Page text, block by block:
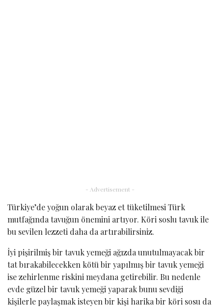
- Advertisement -
Türkiye’de yoğun olarak beyaz et tüketilmesi Türk
mutfağında tavuğun önemini artıyor. Köri soslu tavuk ile
bu sevilen lezzeti daha da artırabilirsiniz.
İyi pişirilmiş bir tavuk yemeği ağızda unutulmayacak bir
tat bırakabilecekken kötü bir yapılmış bir tavuk yemeği
ise zehirlenme riskini meydana getirebilir. Bu nedenle
evde güzel bir tavuk yemeği yaparak bunu sevdiği
kişilerle paylaşmak isteyen bir kişi harika bir köri sosu da